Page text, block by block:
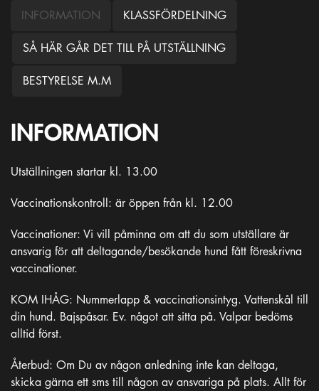
INFORMATION KLASSFÖRDELNING
SÅ HÄR GÅR DET TILL PÅ UTSTÄLLNING
BESTYRELSE M.M
INFORMATION
Utställningen startar kl. 13.00
Vaccinationskontroll: är öppen från kl. 12.00
Vaccinationer: Vi vill påminna om att du som utställare är
ansvarig för att deltagande/besökande hund fått föreskrivna
vaccinationer.
KOM IHÅG: Nummerlapp & vaccinationsintyg. Vattenskål till
din hund. Bajspåsar. Ev. något att sitta på. Valpar bedöms
alltid först.
Återbud: Om Du av någon anledning inte kan deltaga,
skicka gärna ett sms till någon av ansvariga på plats. Allt för